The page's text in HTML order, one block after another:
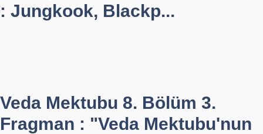
: Jungkook, Blackp...
Veda Mektubu 8. Bölüm 3.
Fragman : "Veda Mektubu'nun